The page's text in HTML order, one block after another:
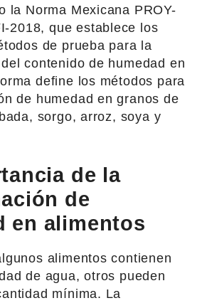
la Norma Mexicana PROY-
2018, que establece los
de prueba para la
contenido de humedad en
define los métodos para
de humedad en granos de
sorgo, arroz, soya y
de la
de
en alimentos
alimentos contienen
de agua, otros pueden
mínima. La